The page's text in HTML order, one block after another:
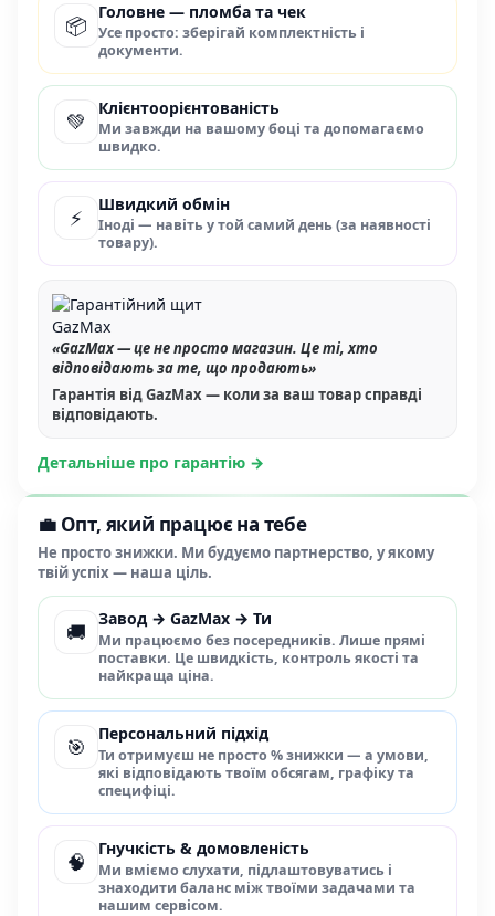
📦
Головне — пломба та чек
Усе просто: зберігай комплектність і
документи.
💚
Клієнтоорієнтованість
Ми завжди на вашому боці та допомагаємо
швидко.
⚡
Швидкий обмін
Іноді — навіть у той самий день (за наявності
товару).
«GazMax — це не просто магазин. Це ті, хто
відповідають за те, що продають»
Гарантія від GazMax — коли за ваш товар справді
відповідають.
Детальніше про гарантію →
💼 Опт, який працює на тебе
Не просто знижки. Ми будуємо партнерство, у якому
твій успіх — наша ціль.
🚚
Завод → GazMax → Ти
Ми працюємо без посередників. Лише прямі
поставки. Це швидкість, контроль якості та
найкраща ціна.
🎯
Персональний підхід
Ти отримуєш не просто % знижки — а умови,
які відповідають твоїм обсягам, графіку та
специфіці.
🧠
Гнучкість & домовленість
Ми вміємо слухати, підлаштовуватись і
знаходити баланс між твоїми задачами та
нашим сервісом.